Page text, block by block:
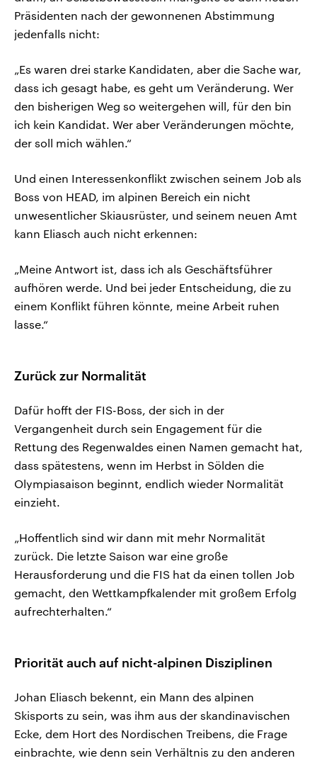
Präsidenten nach der gewonnenen Abstimmung
jedenfalls nicht:
„Es waren drei starke Kandidaten, aber die Sache war,
dass ich gesagt habe, es geht um Veränderung. Wer
den bisherigen Weg so weitergehen will, für den bin
ich kein Kandidat. Wer aber Veränderungen möchte,
der soll mich wählen.“
Und einen Interessenkonflikt zwischen seinem Job als
Boss von HEAD, im alpinen Bereich ein nicht
unwesentlicher Skiausrüster, und seinem neuen Amt
kann Eliasch auch nicht erkennen:
„Meine Antwort ist, dass ich als Geschäftsführer
aufhören werde. Und bei jeder Entscheidung, die zu
einem Konflikt führen könnte, meine Arbeit ruhen
lasse.“
Zurück zur Normalität
Dafür hofft der FIS-Boss, der sich in der
Vergangenheit durch sein Engagement für die
Rettung des Regenwaldes einen Namen gemacht hat,
dass spätestens, wenn im Herbst in Sölden die
Olympiasaison beginnt, endlich wieder Normalität
einzieht.
„Hoffentlich sind wir dann mit mehr Normalität
zurück. Die letzte Saison war eine große
Herausforderung und die FIS hat da einen tollen Job
gemacht, den Wettkampfkalender mit großem Erfolg
aufrechterhalten.“
Priorität auch auf nicht-alpinen Disziplinen
Johan Eliasch bekennt, ein Mann des alpinen
Skisports zu sein, was ihm aus der skandinavischen
Ecke, dem Hort des Nordischen Treibens, die Frage
einbrachte, wie denn sein Verhältnis zu den anderen